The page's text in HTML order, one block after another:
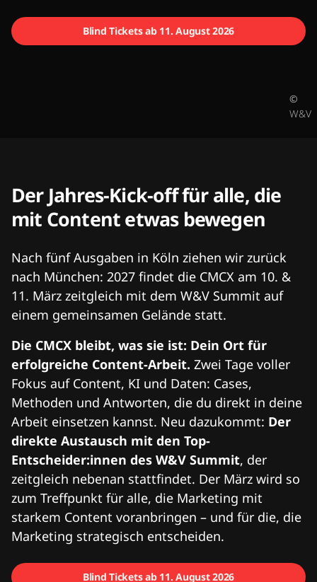
Blind Tickets ab 11. August 2026
©
W&V
Der Jahres-Kick-off für alle, die
mit Content etwas bewegen
Nach fünf Ausgaben in Köln ziehen wir zurück
nach München: 2027 findet die CMCX am 10. &
11. März zeitgleich mit dem W&V Summit auf
einem gemeinsamen Gelände statt.
Die CMCX bleibt, was sie ist: Dein Ort für
erfolgreiche Content-Arbeit. Zwei Tage voller
Fokus auf Content, KI und Daten: Cases,
Methoden und Antworten, die du direkt in deine
Arbeit einsetzen kannst. Neu dazukommt: Der
direkte Austausch mit den Top-
Entscheider:innen des W&V Summit, der
zeitgleich nebenan stattfindet. Der März wird so
zum Treffpunkt für alle, die Marketing mit
starkem Content voranbringen – und für die, die
Marketing strategisch entscheiden.
Blind Tickets ab 11. August 2026